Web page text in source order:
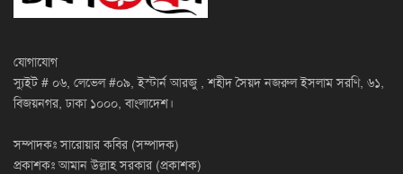
যোগাযোগ
স্যুইট # ০৬, লেভেল #০৯, ইস্টার্ন আরজু , শহীদ সৈয়দ নজরুল ইসলাম সরণি, ৬১,
বিজয়নগর, ঢাকা ১০০০, বাংলাদেশ।
সম্পাদকঃ সারোয়ার কবির (সম্পাদক)
প্রকাশকঃ আমান উল্লাহ সরকার (প্রকাশক)